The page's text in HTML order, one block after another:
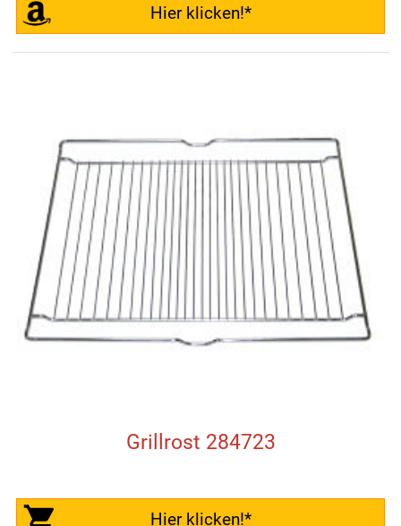
Hier klicken!*
Grillrost 284723
Hier klicken!*